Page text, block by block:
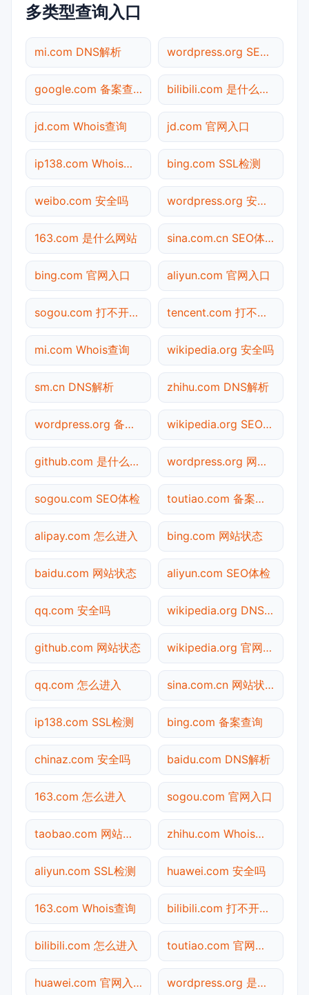
多类型查询入口
mi.com DNS解析 wordpress.org SEO体检
google.com 备案查询 bilibili.com 是什么网站
jd.com Whois查询 jd.com 官网入口
ip138.com Whois查询 bing.com SSL检测
weibo.com 安全吗 wordpress.org 安全吗
163.com 是什么网站 sina.com.cn SEO体检
bing.com 官网入口 aliyun.com 官网入口
sogou.com 打不开检测 tencent.com 打不开检测
mi.com Whois查询 wikipedia.org 安全吗
sm.cn DNS解析 zhihu.com DNS解析
wordpress.org 备案查询 wikipedia.org SEO体检
github.com 是什么网站 wordpress.org 网站状态
sogou.com SEO体检 toutiao.com 备案查询
alipay.com 怎么进入 bing.com 网站状态
baidu.com 网站状态 aliyun.com SEO体检
qq.com 安全吗 wikipedia.org DNS解析
github.com 网站状态 wikipedia.org 官网入口
qq.com 怎么进入 sina.com.cn 网站状态
ip138.com SSL检测 bing.com 备案查询
chinaz.com 安全吗 baidu.com DNS解析
163.com 怎么进入 sogou.com 官网入口
taobao.com 网站状态 zhihu.com Whois查询
aliyun.com SSL检测 huawei.com 安全吗
163.com Whois查询 bilibili.com 打不开检测
bilibili.com 怎么进入 toutiao.com 官网入口
huawei.com 官网入口 wordpress.org 是什么网站